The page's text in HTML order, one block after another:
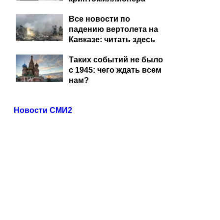
Все новости по
падению вертолета на
Кавказе: читать здесь
Таких событий не было
с 1945: чего ждать всем
нам?
Новости СМИ2